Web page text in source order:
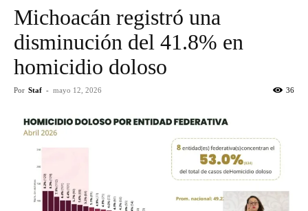
Michoacán registró una
disminución del 41.8% en
homicidio doloso
Por Staf - mayo 12, 2026 36